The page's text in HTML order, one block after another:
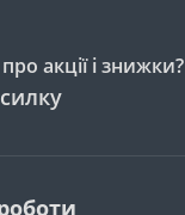
акції і знижки?